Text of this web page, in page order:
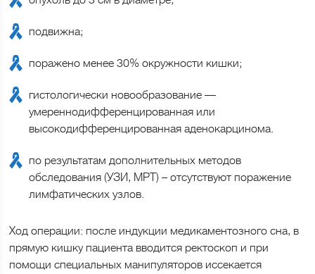
подвижна;
поражено менее 30% окружности кишки;
гистологически новообразование —
умереннодифференцированная или
высокодифференцированная аденокарцинома.
по результатам дополнительных методов
обследования (УЗИ, МРТ) – отсутствуют поражение
лимфатических узлов.
Ход операции: после индукции медикаментозного сна, в
прямую кишку пациента вводится ректоскоп и при
помощи специальных манипуляторов иссекается